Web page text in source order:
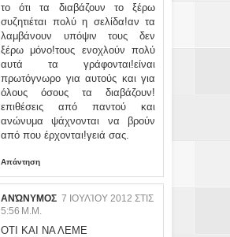
το ότι τα διαβάζουν το ξέρω
συζητιέται πολύ η σελίδα!αν τα
λαμβάνουν υπόψιν τους δεν
ξέρω μόνο!τους ενοχλούν πολύ
αυτά τα γράφονται!είναι
πρωτόγνωρο για αυτούς και για
όλους όσους τα διαβάζουν!
επιθέσεις από παντού και
ανώνυμα ψάχνονται να βρούν
από που έρχονται!γειά σας.
Απάντηση
ΑΝΏΝΥΜΟΣ 7 ΙΟΥΛΊΟΥ 2012 ΣΤΙΣ
5:56 Μ.Μ.
ΟΤΙ ΚΑΙ ΝΑ ΛΕΜΕ